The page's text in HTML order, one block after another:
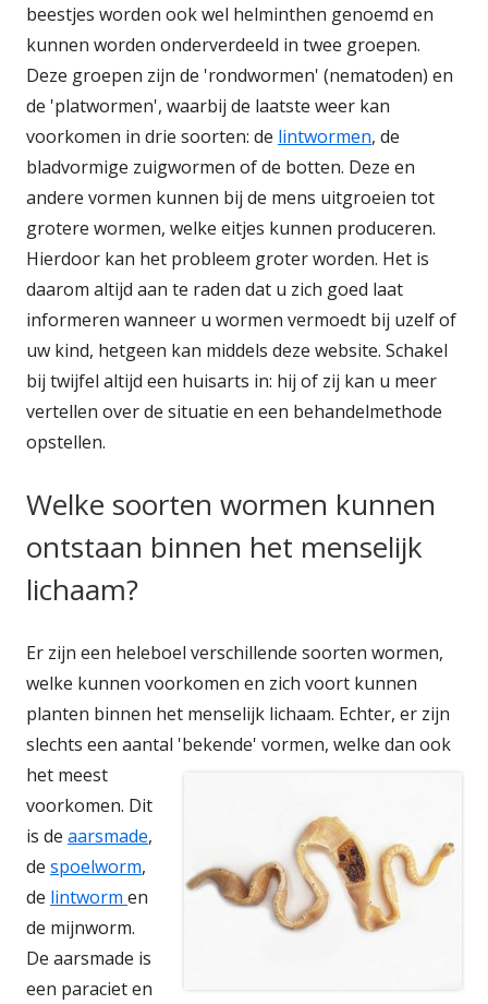
beestjes worden ook wel helminthen genoemd en
kunnen worden onderverdeeld in twee groepen.
Deze groepen zijn de 'rondwormen' (nematoden) en
de 'platwormen', waarbij de laatste weer kan
voorkomen in drie soorten: de lintwormen, de
bladvormige zuigwormen of de botten. Deze en
andere vormen kunnen bij de mens uitgroeien tot
grotere wormen, welke eitjes kunnen produceren.
Hierdoor kan het probleem groter worden. Het is
daarom altijd aan te raden dat u zich goed laat
informeren wanneer u wormen vermoedt bij uzelf of
uw kind, hetgeen kan middels deze website. Schakel
bij twijfel altijd een huisarts in: hij of zij kan u meer
vertellen over de situatie en een behandelmethode
opstellen.
Welke soorten wormen kunnen
ontstaan binnen het menselijk
lichaam?
Er zijn een heleboel verschillende soorten wormen,
welke kunnen voorkomen en zich voort kunnen
planten binnen het menselijk lichaam. Echter, er zijn
slechts een aantal 'bekende' vormen, welke dan ook
het meest
voorkomen. Dit
is de aarsmade,
de spoelworm,
de lintworm en
de mijnworm.
De aarsmade is
een paraciet en